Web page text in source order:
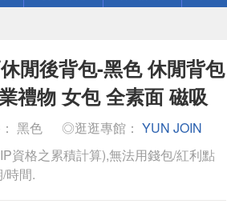
閒後背包-黑色 休閒背包
禮物 女包 全素面 磁吸
黑色 ◎逛逛專館： YUN JOIN
資格之累積計算),無法用錢包/紅利點
時間.